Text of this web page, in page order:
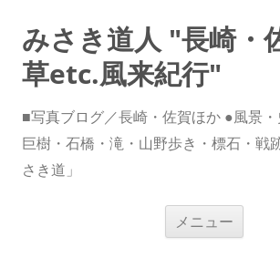
みさき道人 "長崎・
草etc.風来紀行"
■写真ブログ／長崎・佐賀ほか ●風景・
巨樹・石橋・滝・山野歩き・標石・戦
さき道」
メニュー